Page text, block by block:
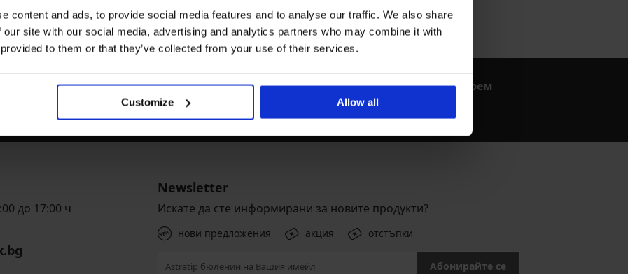
content and ads, to provide social media features and to analyse our traffic. We also share
our site with our social media, advertising and analytics partners who may combine it with
to them or that they’ve collected from your use of their services.
Customize Allow all
замяна и
Изгодна Как да изберем
до 17:00 ч
Newsletter
Искате да сте информирани за новите продукти?
нови предложения акция отстъпки
Абонирайте се